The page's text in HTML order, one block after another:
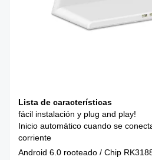
Lista de características
fácil instalación y plug and play!
Inicio automático cuando se
corriente
Android 6.0 rooteado / Chip